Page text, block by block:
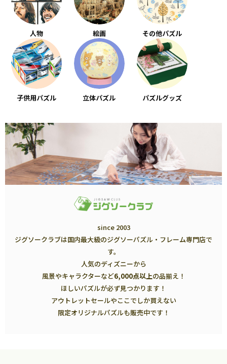
人物 絵画 その他パズル
子供用パズル 立体パズル パズルグッズ
since 2003
ジグソークラブは国内最大級のジグソーパズル・フレーム専門店で
す。
人気のディズニーから
風景やキャラクターなど6,000点以上の品揃え！
ほしいパズルが必ず見つかります！
アウトレットセールやここでしか買えない
限定オリジナルパズルも販売中です！